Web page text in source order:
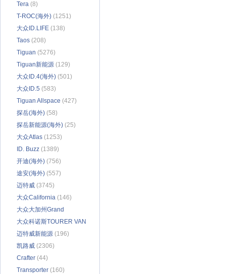
Tera (8)
T-ROC(海外) (1251)
大众ID.LIFE (138)
Taos (208)
Tiguan (5276)
Tiguan新能源 (129)
大众ID.4(海外) (501)
大众ID.5 (583)
Tiguan Allspace (427)
探岳(海外) (58)
探岳新能源(海外) (25)
大众Atlas (1253)
ID. Buzz (1389)
开迪(海外) (756)
途安(海外) (557)
迈特威 (3745)
大众California (146)
大众大加州Grand
California(5)
大众科诺斯TOURER VAN
500(6)
迈特威新能源 (196)
凯路威 (2306)
Crafter (44)
Transporter (160)